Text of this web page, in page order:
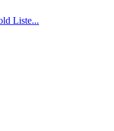
Liste...